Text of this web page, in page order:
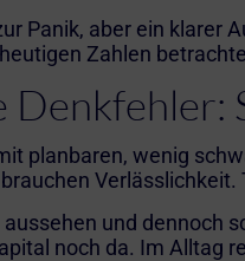
Panik, aber ein klarer
Zahlen
planbaren, wenig
und dennoch
noch da. Im Alltag